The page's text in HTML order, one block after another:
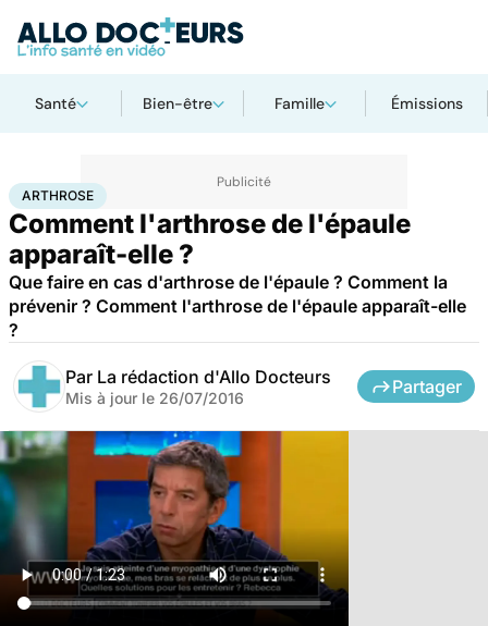
Santé Bien-être Famille Émissions
AccueilSanté Arthrose
ARTHROSE
Comment l'arthrose de l'épaule
apparaît-elle ?
Que faire en cas d'arthrose de l'épaule ? Comment la
prévenir ? Comment l'arthrose de l'épaule apparaît-elle
?
Par La rédaction d'Allo Docteurs
Mis à jour le 26/07/2016
Partager